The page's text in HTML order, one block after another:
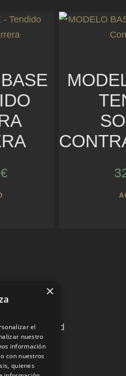
€
28012, Madrid
5,
Madrid
×
el
nuestro
información
con nuestros
quienes